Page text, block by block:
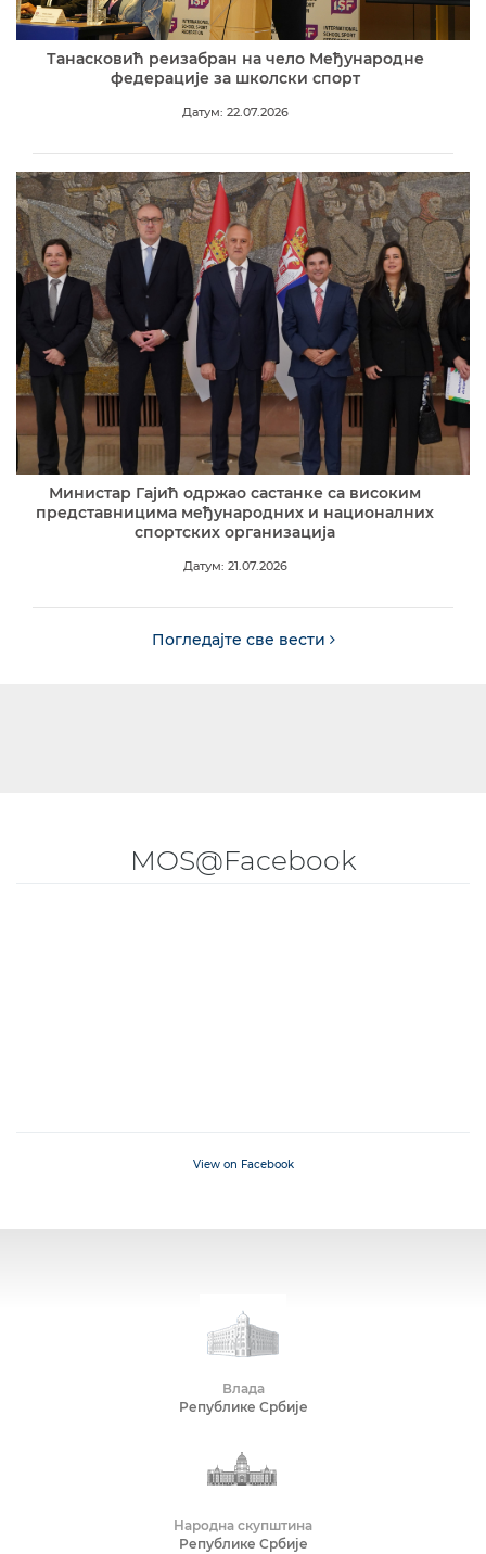
Танасковић реизабран на чело Међународне
федерације за школски спорт
Датум: 22.07.2026
Министар Гајић одржао састанке са високим
представницима међународних и националних
спортских организација
Датум: 21.07.2026
Погледајте све вести
MOS@Facebook
View on Facebook
Влада
Републике Србије
Народна скупштина
Републике Србије